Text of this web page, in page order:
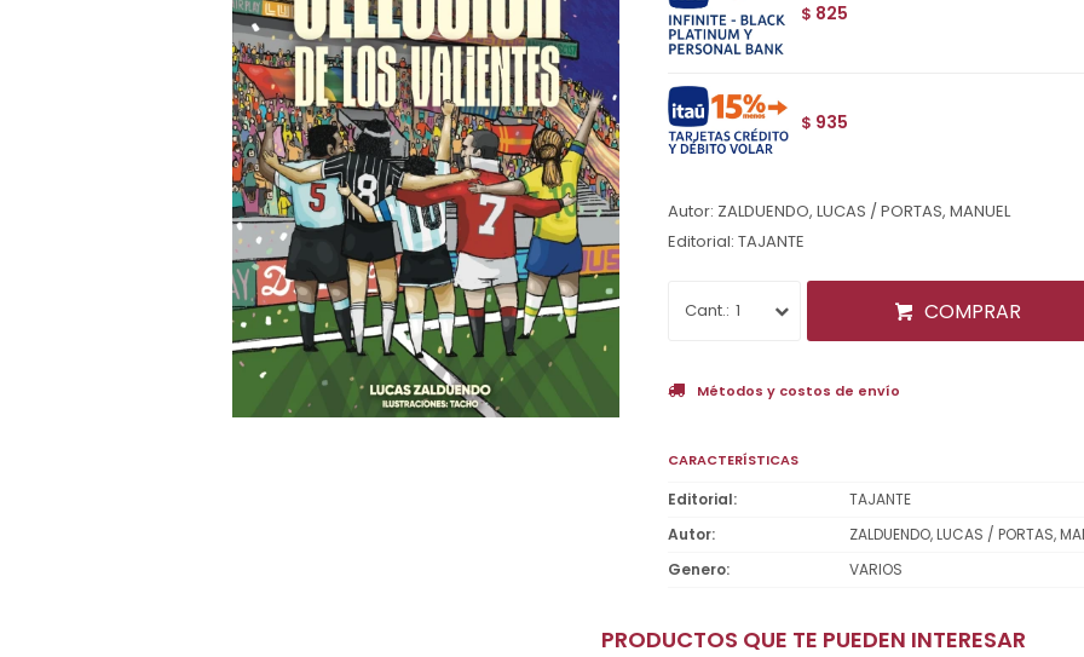
$ 825
$ 935
Autor: ZALDUENDO, LUCAS / PORTAS, MANUEL
Editorial: TAJANTE
1 COMPRAR
Métodos y costos de envío
CARACTERÍSTICAS
Editorial
TAJANTE
Autor
ZALDUENDO, LUCAS / PORTAS,
Genero
VARIOS
PRODUCTOS QUE TE PUEDEN INTERESAR